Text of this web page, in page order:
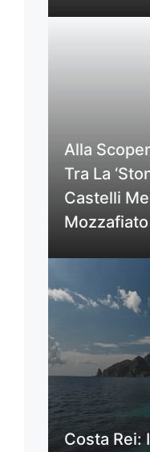
Alla
Tra La
Castelli
Mozzafiato
Costa Rei: